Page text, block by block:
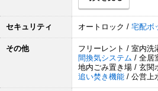
セキュリティ オートロック / 宅配ボ
その他 フリーレント / 室内洗
間換気システム / 全居
地内ごみ置き場 / 玄
追い焚き機能 / 公営上